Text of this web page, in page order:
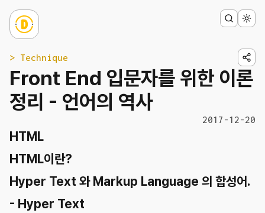
> Technique
Front End 입문자를 위한 이론
정리 - 언어의 역사
2017-12-20
HTML
HTML이란?
Hyper Text 와 Markup Language 의 합성어.
- Hyper Text